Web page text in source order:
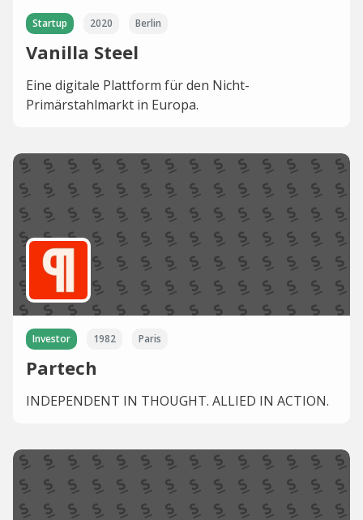
Startup 2020 Berlin
Vanilla Steel
Eine digitale Plattform für den Nicht-
Primärstahlmarkt in Europa.
Investor 1982 Paris
Partech
INDEPENDENT IN THOUGHT. ALLIED IN ACTION.